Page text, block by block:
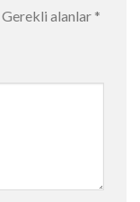
Gerekli alanlar *